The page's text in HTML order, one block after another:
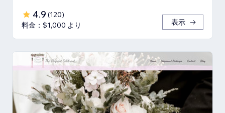
4.9 (120)
料金：$1,000 より
表示